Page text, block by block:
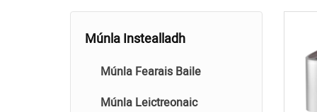
Múnla Instealladh
Múnla Fearais Baile
Múnla Leictreonaic